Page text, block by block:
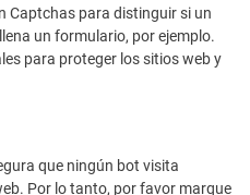
Captchas para distinguir si un
un formulario, por ejemplo.
para proteger los sitios web y
que ningún bot visita
Por lo tanto, por favor marque